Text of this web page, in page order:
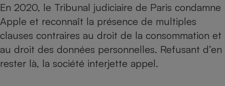
En 2020, le Tribunal judiciaire de Paris condamne
Apple et reconnaît la présence de multiples
clauses contraires au droit de la consommation et
au droit des données personnelles. Refusant d’en
rester là, la société interjette appel.
Climatiseur -
Ventilateur